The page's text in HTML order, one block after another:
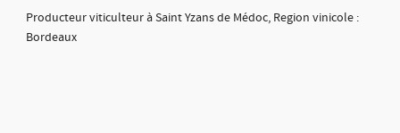
Producteur viticulteur à Saint Yzans de Médoc, Region vinicole :
Bordeaux